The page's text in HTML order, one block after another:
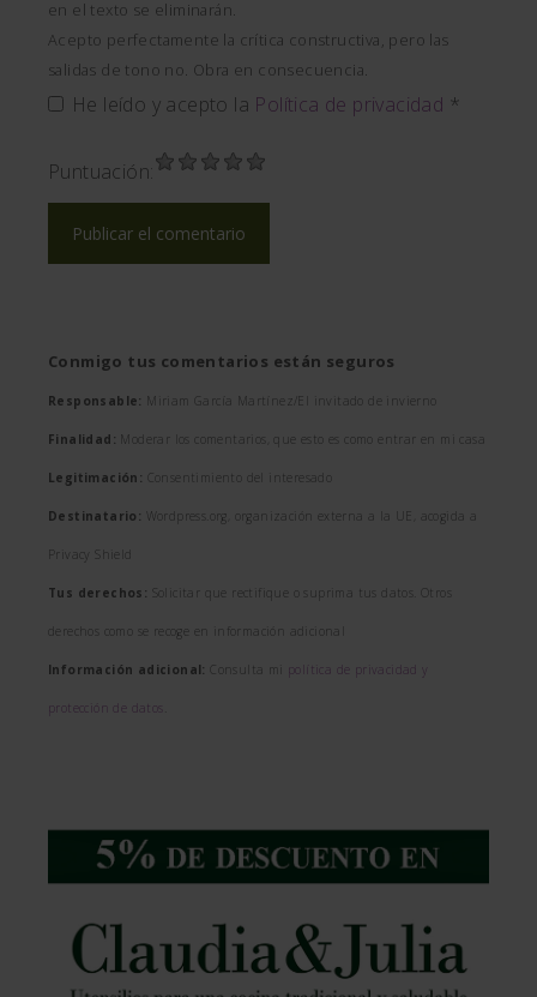
en el texto se eliminarán.
Acepto perfectamente la crítica constructiva, pero las
salidas de tono no. Obra en consecuencia.
He leído y acepto la Política de privacidad *
Puntuación:
Conmigo tus comentarios están seguros
Responsable: Miriam García Martínez/El invitado de invierno
Finalidad: Moderar los comentarios, que esto es como entrar en mi casa
Legitimación: Consentimiento del interesado
Destinatario: Wordpress.org, organización externa a la UE, acogida a
Privacy Shield
Tus derechos: Solicitar que rectifique o suprima tus datos. Otros
derechos como se recoge en información adicional
Información adicional: Consulta mi política de privacidad y
protección de datos